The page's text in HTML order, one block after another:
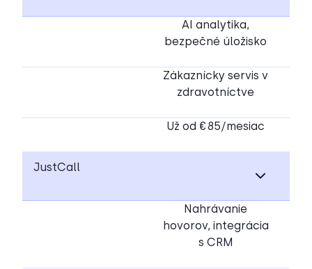
AI analytika,
bezpečné úložisko
Zákaznícky servis v
zdravotníctve
Už od €85/mesiac
JustCall
Nahrávanie
hovorov, integrácia
s CRM